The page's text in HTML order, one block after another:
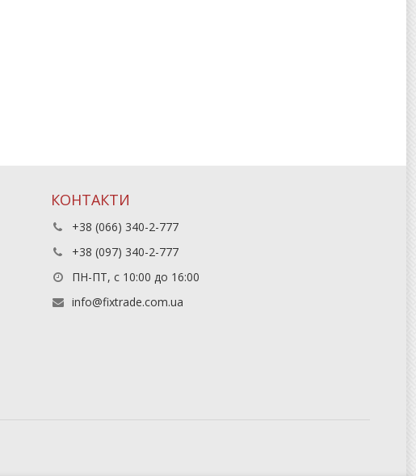
КОНТАКТИ
+38 (066) 340-2-777
+38 (097) 340-2-777
ПН-ПТ, с 10:00 до 16:00
info@fixtrade.com.ua